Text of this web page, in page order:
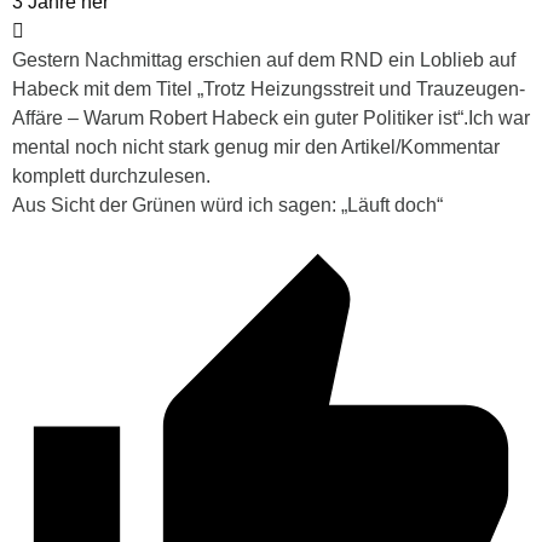
Gestern Nachmittag erschien auf dem RND ein Loblieb auf
Habeck mit dem Titel „Trotz Heizungsstreit und Trauzeugen-
Affäre – Warum Robert Habeck ein guter Politiker ist“.Ich war
mental noch nicht stark genug mir den Artikel/Kommentar
komplett durchzulesen.
Aus Sicht der Grünen würd ich sagen: „Läuft doch“